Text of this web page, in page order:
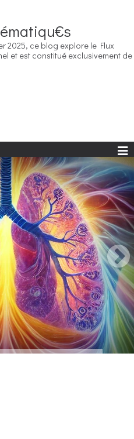
2025, ce blog explore le Flux
et est constitué exclusivement de